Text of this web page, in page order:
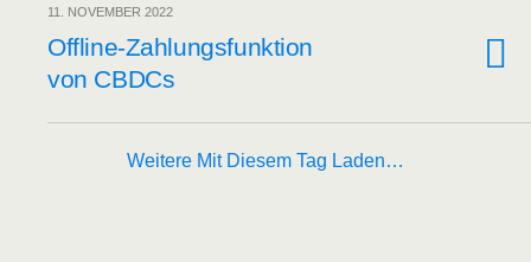
11. NOVEMBER 2022
Off­line-Zah­lungs­funk­ti­on
von CBDCs
Weitere Mit Diesem Tag Laden…